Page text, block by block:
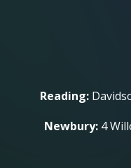
Reading:
Newbury:4